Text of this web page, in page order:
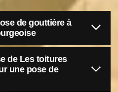
de gouttière à
de Les toitures
une pose de